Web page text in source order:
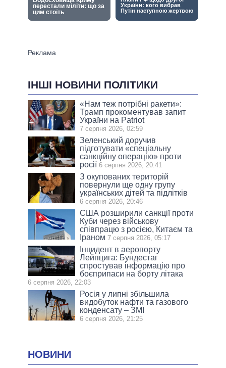
ІНШІ НОВИНИ ПОЛІТИКИ
«Нам теж потрібні ракети»:
Трамп прокоментував запит
України на Patriot
7 серпня 2026, 02:59
Зеленський доручив
підготувати «спеціальну
санкційну операцію» проти
росії 6 серпня 2026, 20:41
З окупованих територій
повернули ще одну групу
українських дітей та підлітків
6 серпня 2026, 20:46
США розширили санкції проти
Куби через військову
співпрацю з росією, Китаєм та
Іраном 7 серпня 2026, 05:17
Інцидент в аеропорту
Лейпцига: Бундестаг
спростував інформацію про
боєприпаси на борту літака
6 серпня 2026, 22:03
Росія у липні збільшила
видобуток нафти та газового
конденсату – ЗМІ
6 серпня 2026, 21:25
НОВИНИ